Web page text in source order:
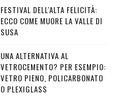
FESTIVAL DELL'ALTA FELICITÀ:
ECCO COME MUORE LA VALLE DI
SUSA
UNA ALTERNATIVA AL
VETROCEMENTO? PER ESEMPIO:
VETRO PIENO, POLICARBONATO
O PLEXIGLASS